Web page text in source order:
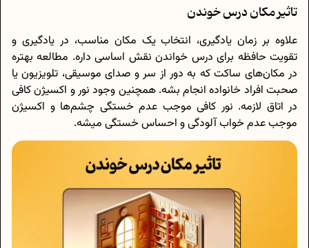
تاثیر مکان درس خوندن
علاوه بر زمان یادگیری، انتخاب یک مکان مناسب، در یادگیری و
تقویت حافظه برای درس خواندن نقش اساسی داره. مطالعه بهتره
در مکان‌های ساکت که به دور از سر و صدای موسیقی، تلویزیون یا
صحبت افراد خانواده انجام بشه. همچنین وجود نور و اکسیژن کافی
در اتاق لازمه. نور کافی موجب عدم خستگی چشم‌ها و اکسیژن
موجب عدم خواب آلودگی و احساس خستگی میشه.